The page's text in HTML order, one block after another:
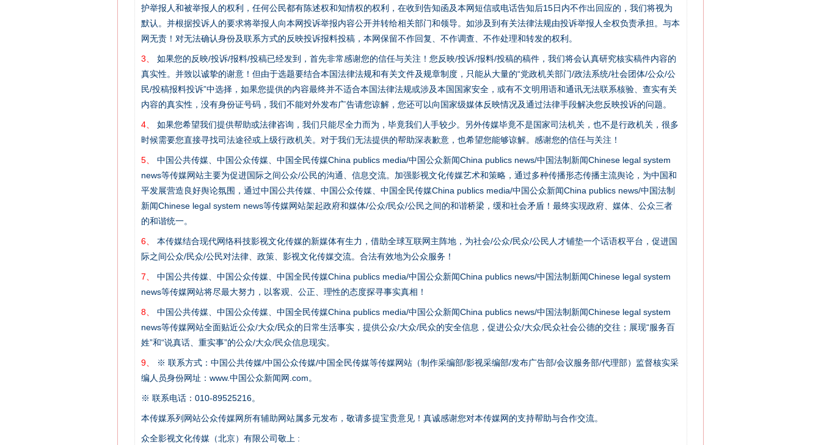
护举报人和被举报人的权利，任何公民都有陈述权和知情权的权利，在收到告知函及本网短信或电话告知后15日内不作出回应的，我们将视为
默认。并根据投诉人的要求将举报人向本网投诉举报内容公开并转给相关部门和领导。如涉及到有关法律法规由投诉举报人全权负责承担。与本
网无责！对无法确认身份及联系方式的反映投诉报料投稿，本网保留不作回复、不作调查、不作处理和转发的权利。
3、
如果您的反映/投诉/报料/投稿已经发到，首先非常感谢您的信任与关注！您反映/投诉/报料/投稿的稿件，我们将会认真研究核实稿件内容的
真实性。并致以诚挚的谢意！但由于选题要结合本国法律法规和有关文件及规章制度，只能从大量的“党政机关部门/政法系统/社会团体/公众/公
民/投稿报料投诉”中选择，如果您提供的内容最终并不适合本国法律法规或涉及本国国家安全，或有不文明用语和通讯无法联系核验、查实有关
内容的真实性，没有身份证号码，我们不能对外发布广告请您谅解，您还可以向国家级媒体反映情况及通过法律手段解决您反映投诉的问题。
4、
如果您希望我们提供帮助或法律咨询，我们只能尽全力而为，毕竟我们人手较少。另外传媒毕竟不是国家司法机关，也不是行政机关，很多
时候需要您直接寻找司法途径或上级行政机关。对于我们无法提供的帮助深表歉意，也希望您能够谅解。感谢您的信任与关注！
5、
中国公共传媒、中国公众传媒、中国全民传媒China publics media/中国公众新闻China publics news/中国法制新闻Chinese legal system
news等传媒网站主要为促进国际之间公众/公民的沟通、信息交流。加强影视文化传媒艺术和策略，通过多种传播形态传播主流舆论，为中国和
平发展营造良好舆论氛围，通过中国公共传媒、中国公众传媒、中国全民传媒China publics media/中国公众新闻China publics news/中国法制
新闻Chinese legal system news等传媒网站架起政府和媒体/公众/民众/公民之间的和谐桥梁，缓和社会矛盾！最终实现政府、媒体、公众三者
的和谐统一。
6、
本传媒结合现代网络科技影视文化传媒的新媒体有生力，借助全球互联网主阵地，为社会/公众/民众/公民人才铺垫一个话语权平台，促进国
际之间公众/民众/公民对法律、政策、影视文化传媒交流。合法有效地为公众服务！
7、
中国公共传媒、中国公众传媒、中国全民传媒China publics media/中国公众新闻China publics news/中国法制新闻Chinese legal system
news等传媒网站将尽最大努力，以客观、公正、理性的态度探寻事实真相！
8、
中国公共传媒、中国公众传媒、中国全民传媒China publics media/中国公众新闻China publics news/中国法制新闻Chinese legal system
news等传媒网站全面贴近公众/大众/民众的日常生活事实，提供公众/大众/民众的安全信息，促进公众/大众/民众社会公德的交往；展现“服务百
姓”和“说真话、重实事”的公众/大众/民众信息现实。
9、
※ 联系方式：中国公共传媒/中国公众传媒/中国全民传媒等传媒网站（制作采编部/影视采编部/发布广告部/会议服务部/代理部）监督核实采
编人员身份网址：www.中国公众新闻网.com。
※ 联系电话：010-89525216。
本传媒系列网站公众传媒网所有辅助网站属多元发布，敬请多提宝贵意见！真诚感谢您对本传媒网的支持帮助与合作交流。
众全影视文化传媒（北京）有限公司敬上 :
网上购药对药下症？
茶叶“炒上天”
“神药”背后的真相
这是一记警钟！ 谢谢有你温暖了四季 法官巧妙执行解纠纷